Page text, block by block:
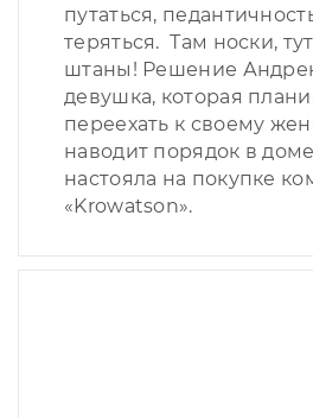
путаться,
теряться. Там носки,
штаны! Решение
девушка, которая
переехать к своему
наводит порядок в
настояла на покупке
«Krowatson».